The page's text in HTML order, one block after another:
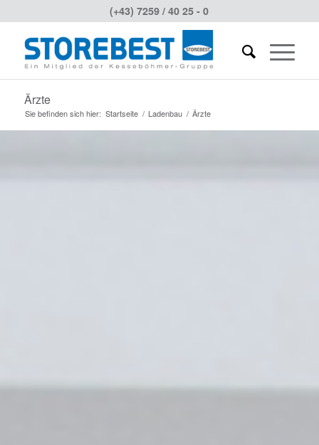
(+43) 7259 / 40 25 - 0
Ärzte
Sie befinden sich hier: Startseite / Ladenbau / Ärzte